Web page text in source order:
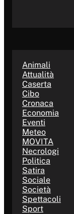
Animali
Attualità
Caserta
Cibo
Cronaca
Economia
Eventi
Meteo
MOVITA
Necrologi
Politica
Satira
Sociale
Società
Spettacoli
Sport